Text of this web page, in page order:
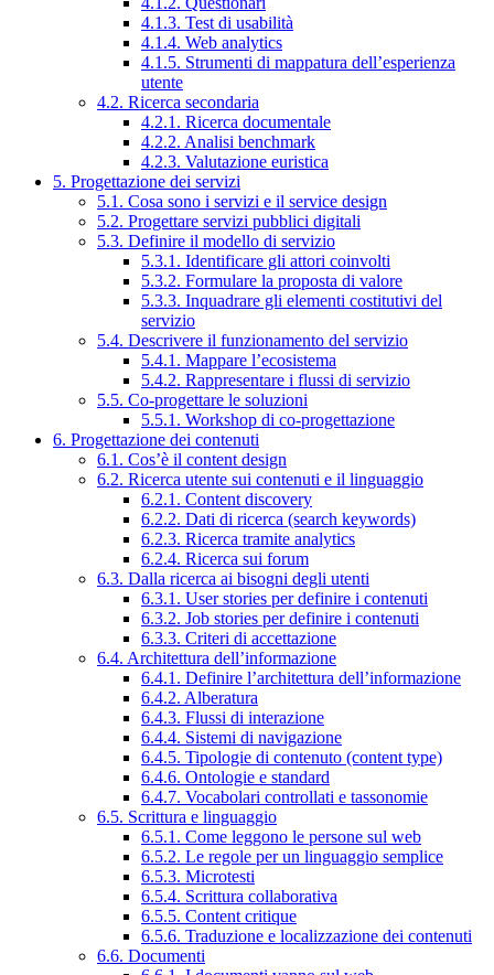
4.1.3. Test di usabilità
4.1.4. Web analytics
4.1.5. Strumenti di mappatura dell’esperienza
utente
4.2. Ricerca secondaria
4.2.1. Ricerca documentale
4.2.2. Analisi benchmark
4.2.3. Valutazione euristica
5. Progettazione dei servizi
5.1. Cosa sono i servizi e il service design
5.2. Progettare servizi pubblici digitali
5.3. Definire il modello di servizio
5.3.1. Identificare gli attori coinvolti
5.3.2. Formulare la proposta di valore
5.3.3. Inquadrare gli elementi costitutivi del
servizio
5.4. Descrivere il funzionamento del servizio
5.4.1. Mappare l’ecosistema
5.4.2. Rappresentare i flussi di servizio
5.5. Co-progettare le soluzioni
5.5.1. Workshop di co-progettazione
6. Progettazione dei contenuti
6.1. Cos’è il content design
6.2. Ricerca utente sui contenuti e il linguaggio
6.2.1. Content discovery
6.2.2. Dati di ricerca (search keywords)
6.2.3. Ricerca tramite analytics
6.2.4. Ricerca sui forum
6.3. Dalla ricerca ai bisogni degli utenti
6.3.1. User stories per definire i contenuti
6.3.2. Job stories per definire i contenuti
6.3.3. Criteri di accettazione
6.4. Architettura dell’informazione
6.4.1. Definire l’architettura dell’informazione
6.4.2. Alberatura
6.4.3. Flussi di interazione
6.4.4. Sistemi di navigazione
6.4.5. Tipologie di contenuto (content type)
6.4.6. Ontologie e standard
6.4.7. Vocabolari controllati e tassonomie
6.5. Scrittura e linguaggio
6.5.1. Come leggono le persone sul web
6.5.2. Le regole per un linguaggio semplice
6.5.3. Microtesti
6.5.4. Scrittura collaborativa
6.5.5. Content critique
6.5.6. Traduzione e localizzazione dei contenuti
6.6. Documenti